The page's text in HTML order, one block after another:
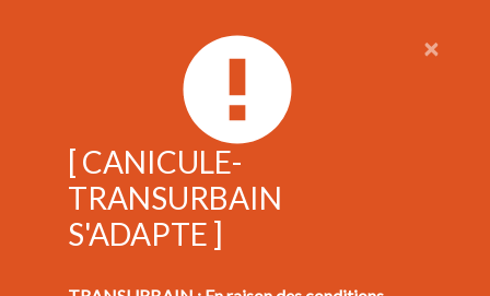
×
[ CANICULE-
TRANSURBAIN
S'ADAPTE ]